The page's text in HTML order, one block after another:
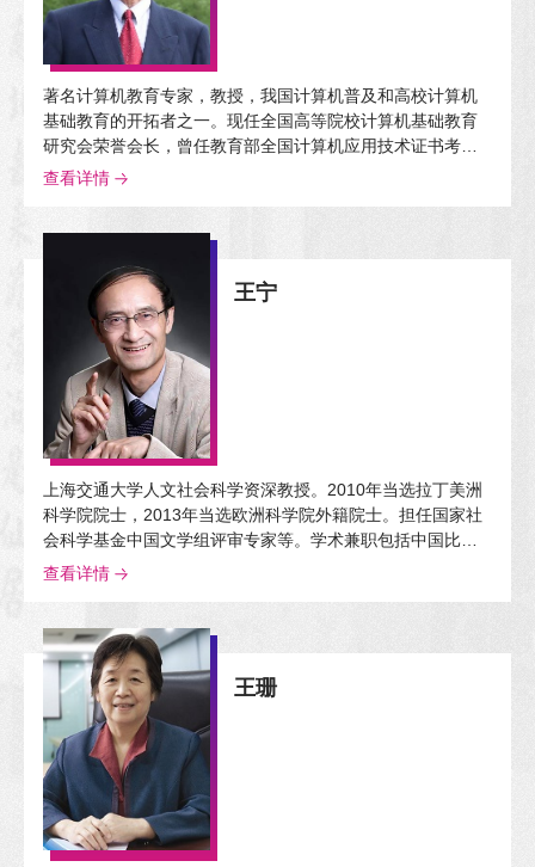
著名计算机教育专家，教授，我国计算机普及和高校计算机
基础教育的开拓者之一。现任全国高等院校计算机基础教育
研究会荣誉会长，曾任教育部全国计算机应用技术证书考试
委员会主任委员。曾获国家科技进步奖、国家级教学成果
查看详情
王宁
上海交通大学人文社会科学资深教授。2010年当选拉丁美洲
科学院院士，2013年当选欧洲科学院外籍院士。担任国家社
会科学基金中国文学组评审专家等。学术兼职包括中国比较
文学学会会长，中国中外文艺理论学会副会长，中国文艺理
查看详情
王珊